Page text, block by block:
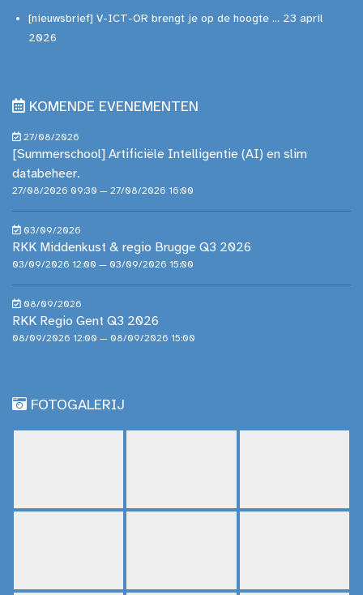
[nieuwsbrief] V-ICT-OR brengt je op de hoogte ... 23 april
2026
KOMENDE EVENEMENTEN
27/08/2026
[Summerschool] Artificiële Intelligentie (AI) en slim
databeheer.
27/08/2026 09:30 — 27/08/2026 16:00
03/09/2026
RKK Middenkust & regio Brugge Q3 2026
03/09/2026 12:00 — 03/09/2026 15:00
08/09/2026
RKK Regio Gent Q3 2026
08/09/2026 12:00 — 08/09/2026 15:00
FOTOGALERIJ